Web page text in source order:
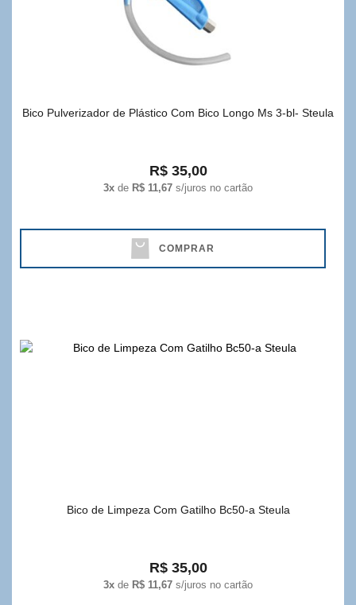
Bico Pulverizador de Plástico Com Bico Longo Ms 3-bl- Steula
R$ 35,00
3x de R$ 11,67 s/juros no cartão
COMPRAR
Bico de Limpeza Com Gatilho Bc50-a Steula
R$ 35,00
3x de R$ 11,67 s/juros no cartão